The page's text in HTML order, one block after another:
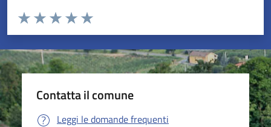
Valuta da 1 a 5 stelle la pagina
Valuta 5 stelle su 5
Valuta 4 stelle su 5
Valuta 3 stelle su 5
Valuta 2 stelle su 5
Valuta 1 stelle su 5
Contatta il comune
Leggi le domande frequenti